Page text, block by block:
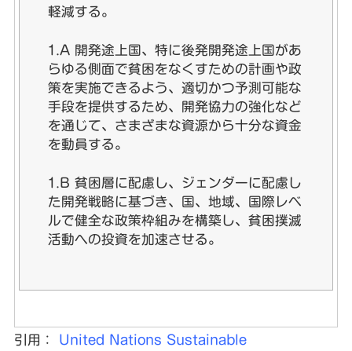
軽減する。
1.A 開発途上国、特に後発開発途上国があ
らゆる側面で貧困をなくすための計画や政
策を実施できるよう、適切かつ予測可能な
手段を提供するため、開発協力の強化など
を通じて、さまざまな資源から十分な資金
を動員する。
1.B 貧困層に配慮し、ジェンダーに配慮し
た開発戦略に基づき、国、地域、国際レベ
ルで健全な政策枠組みを構築し、貧困撲滅
活動への投資を加速させる。
引用：
United Nations Sustainable